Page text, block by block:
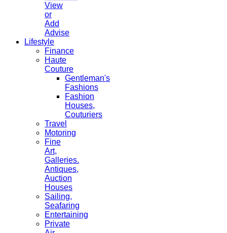
View
or
Add
Advise
Lifestyle
Finance
Haute
Couture
Gentleman's
Fashions
Fashion
Houses,
Couturiers
Travel
Motoring
Fine
Art,
Galleries.
Antiques,
Auction
Houses
Sailing,
Seafaring
Entertaining
Private